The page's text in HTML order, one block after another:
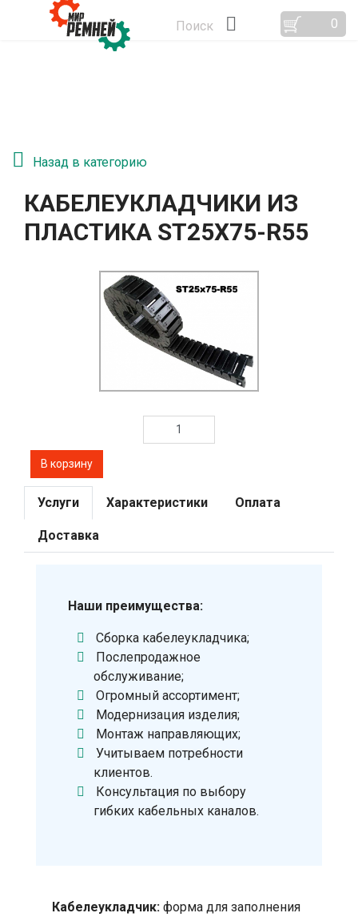
Поиск 0
Назад в категорию
КАБЕЛЕУКЛАДЧИКИ ИЗ
ПЛАСТИКА ST25Х75-R55
Услуги Характеристики Оплата
Доставка
Наши преимущества:
Сборка кабелеукладчика;
Послепродажное
обслуживание;
Огромный ассортимент;
Модернизация изделия;
Монтаж направляющих;
Учитываем потребности
клиентов.
Консультация по выбору
гибких кабельных каналов.
Кабелеукладчик: форма для заполнения